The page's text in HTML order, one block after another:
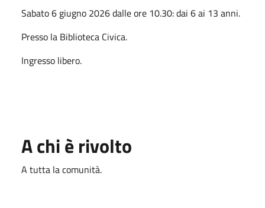
Sabato 6 giugno 2026 dalle ore 10.30: dai 6 ai 13 anni.
Presso la Biblioteca Civica.
Ingresso libero.
A chi è rivolto
A tutta la comunità.